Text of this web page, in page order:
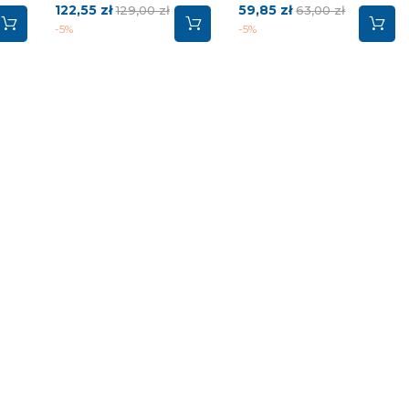
Cena
122,55 złCena
podstawowa
129,00 zł
-5%
Cena
59,85 zł Cena
podstawowa
63,00 zł
-5%